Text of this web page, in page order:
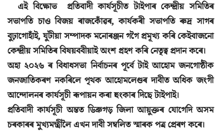
এই বিক্ষোভ প্ৰতিবাদী কাৰ্যসূচীত টাইপাৰ কেন্দ্ৰীয় সমিতিৰ
সভাপতি চাও বিজয় ৰাজকোঁৱৰ, কাৰ্যকৰী সভাপতি ৰুদ্ৰ সাগৰ
বুঢ়াগোহাঁই, যুটীয়া সম্পাদক মনোৰঞ্জন গগৈ প্ৰমূখ্য কৰি কেইবাজনো
কেন্দ্ৰীয় সমিতিৰ বিষয়ববীয়াই অংশ গ্ৰহণ কৰি নেতৃত্ব প্ৰদান কৰে।
অহা ২০২৬ ৰ বিধাধসভা নিৰ্বাচনৰ পূৰ্বে টাই আহোম জনগোষ্ঠীক
জনজাতিকৰণ নকৰিলে পৃথক আহোমলেণ্ডৰ দাবীত অধিক জংগী
আন্দোলনৰ কাৰ্যসূচী ৰূপায়ন কৰা হুংকাৰ দিছে টাইপাই।
প্ৰতিবাদী কাৰ্যসূচী অন্তত ডিব্ৰুগড় জিলা আয়ুক্তৰ যোগেদি অসম
চৰকাৰৰ মুখ্যমন্ত্ৰীলৈ এখন দাবী সম্বলিত স্মাৰক পত্ৰ প্ৰেৰণ কৰে।